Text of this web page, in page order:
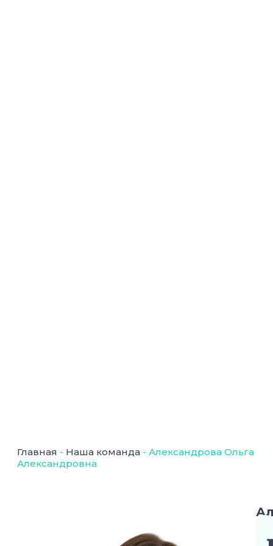
Главная - Наша команда - Александрова Ольга
Александровна